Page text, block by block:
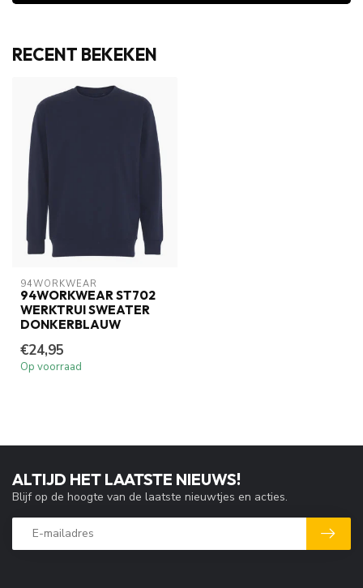
RECENT BEKEKEN
94WORKWEAR
94WORKWEAR ST702
WERKTRUI SWEATER
DONKERBLAUW
€24,95
Op voorraad
ALTIJD HET LAATSTE NIEUWS!
Blijf op de hoogte van de laatste nieuwtjes en acties.